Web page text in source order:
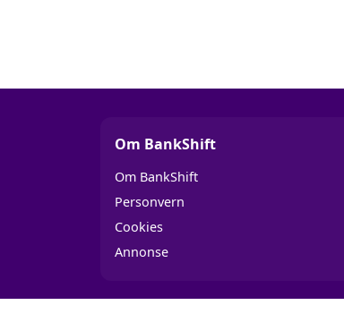
Om BankShift
Om BankShift
Personvern
Cookies
Annonse